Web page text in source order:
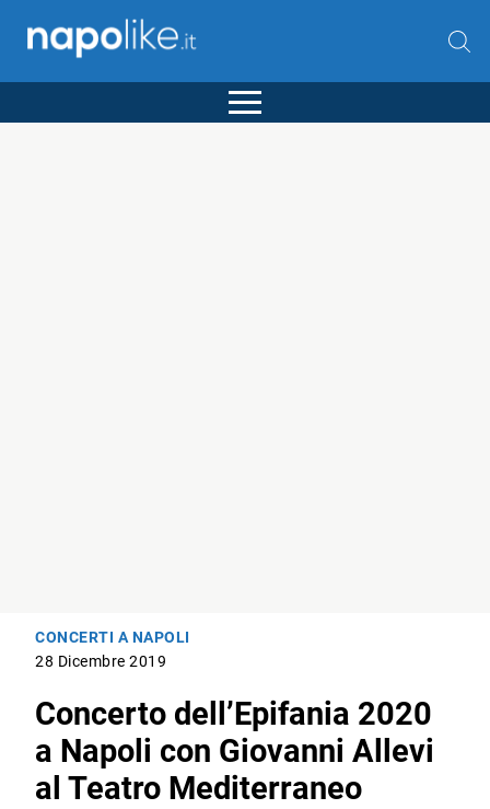
CONCERTI A NAPOLI
28 Dicembre 2019
Concerto dell’Epifania 2020
a Napoli con Giovanni Allevi
al Teatro Mediterraneo